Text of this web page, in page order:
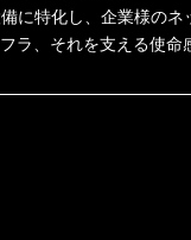
に特化し、企業様の
ラ、それを支える使命